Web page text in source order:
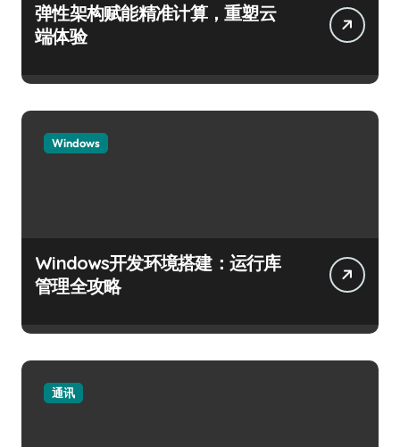
弹性架构赋能精准计算，重塑云
端体验
Windows
Windows开发环境搭建：运行库
管理全攻略
通讯